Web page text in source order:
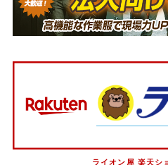
ライオン屋 楽天シ